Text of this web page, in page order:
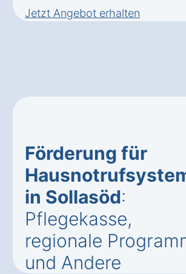
Jetzt Angebot erhalten
Förderung für
in Sollasöd:
Pflegekasse,
regionale
und Andere